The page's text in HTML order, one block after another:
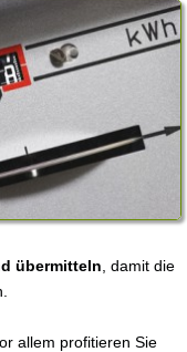
übermitteln , damit die
allem profitieren Sie